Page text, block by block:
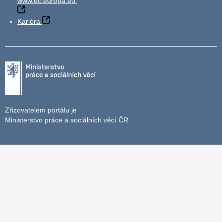
Kariéra
Zřizovatelem portálu je
Ministerstvo práce a sociálních věcí ČR